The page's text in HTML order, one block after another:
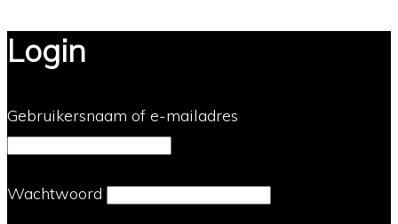
Login
Gebruikersnaam of e-mailadres
Wachtwoord